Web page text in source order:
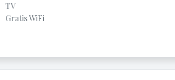
TV
Gratis WiFi